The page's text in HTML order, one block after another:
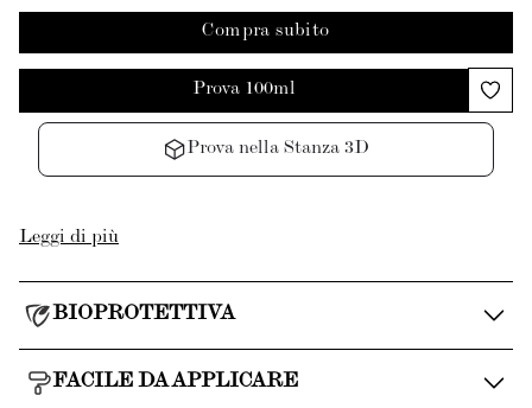
Compra subito
Prova 100ml
Prova nella Stanza 3D
Leggi di più
BIOPROTETTIVA
FACILE DA APPLICARE